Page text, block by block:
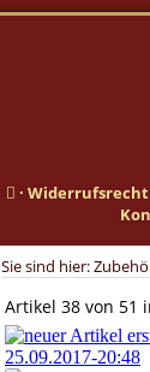
· Widerrufsrecht
Sie sind hier:
Artikel 38 von 51